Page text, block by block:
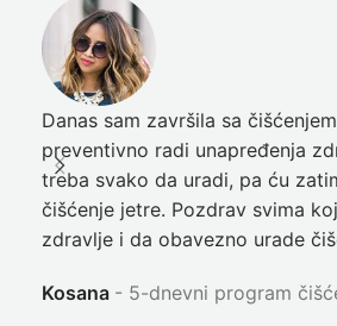
Danas sam završila sa
preventivno radi unapređenja
treba svako da uradi, pa ću
čišćenje jetre. Pozdrav svima
zdravlje i da obavezno urade
Kosana 5-dnevni program